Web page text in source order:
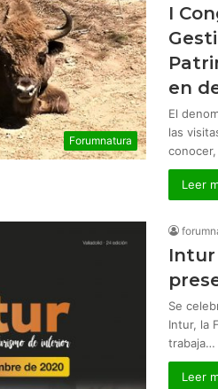
Forumnatura
I
en
El
las
Leer
Se
Intur, la
trabaja…
Leer